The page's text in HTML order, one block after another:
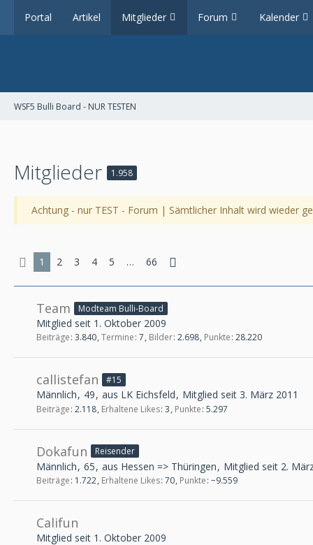
Portal Artikel Mitglieder Forum Kalender
WSF5 Bulli Board - NUR TESTEN
Mitglieder 1.958
Achtung - nur TEST - Forum | Sämtlicher Inhalt wird wieder
1 2 3 4 5 … 66
Team Modteam Bulli-Board
Mitglied seit 1. Oktober 2009
Beiträge 3.840 Termine 7 Bilder 2.698 Punkte 28.220
callistefan #15
Männlich 49 aus LK Eichsfeld Mitglied seit 3. März 2011
Beiträge 2.118 Erhaltene Likes 3 Punkte 5.297
Dokafun Reisender
Männlich 65 aus Hessen => Thüringen Mitglied seit 2.
Beiträge 1.722 Erhaltene Likes 70 Punkte −9.559
Califun
Mitglied seit 1. Oktober 2009